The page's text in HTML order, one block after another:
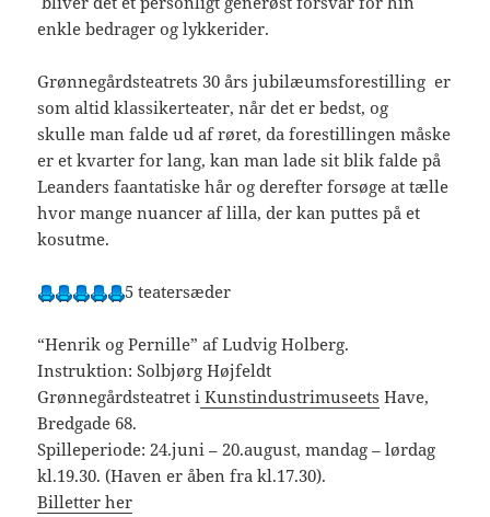
enkle bedrager og lykkerider.
Grønnegårdsteatrets 30 års jubilæumsforestilling er
som altid klassikerteater, når det er bedst, og
skulle man falde ud af røret, da forestillingen måske
er et kvarter for lang, kan man lade sit blik falde på
Leanders faantatiske hår og derefter forsøge at tælle
hvor mange nuancer af lilla, der kan puttes på et
kosutme.
5 teatersæder
“Henrik og Pernille” af Ludvig Holberg.
Instruktion: Solbjørg Højfeldt
Grønnegårdsteatret i Kunstindustrimuseets Have,
Bredgade 68.
Spilleperiode: 24.juni – 20.august, mandag – lørdag
kl.19.30. (Haven er åben fra kl.17.30).
Billetter her